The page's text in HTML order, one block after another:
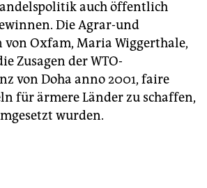
auch öffentlich
Die Agrar-und
Oxfam, Maria Wiggerthale,
Zusagen der WTO-
von Doha anno 2001, faire
für ärmere Länder zu schaffen,
wurden.